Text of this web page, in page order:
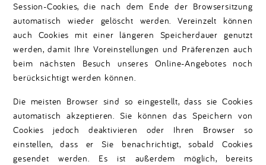
Session-Cookies, die nach dem Ende der Browsersitzung
automatisch wieder gelöscht werden. Vereinzelt können
auch Cookies mit einer längeren Speicherdauer genutzt
werden, damit Ihre Voreinstellungen und Präferenzen auch
beim nächsten Besuch unseres Online-Angebotes noch
berücksichtigt werden können.
Die meisten Browser sind so eingestellt, dass sie Cookies
automatisch akzeptieren. Sie können das Speichern von
Cookies jedoch deaktivieren oder Ihren Browser so
einstellen, dass er Sie benachrichtigt, sobald Cookies
gesendet werden. Es ist außerdem möglich, bereits